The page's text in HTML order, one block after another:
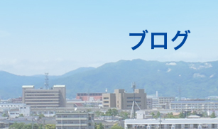
ブログ